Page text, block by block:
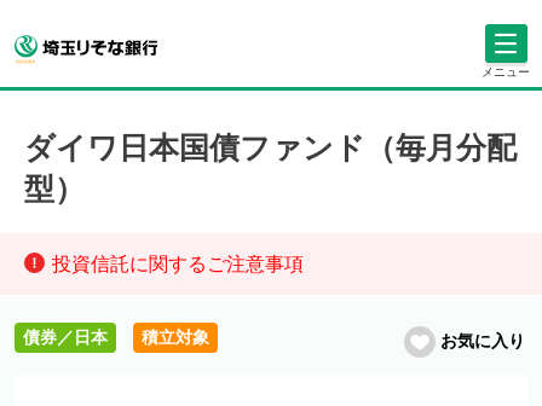
メニュー
ダイワ日本国債ファンド（毎月分配
型）
投資信託に関するご注意事項
債券／日本 積立対象 お気に入り